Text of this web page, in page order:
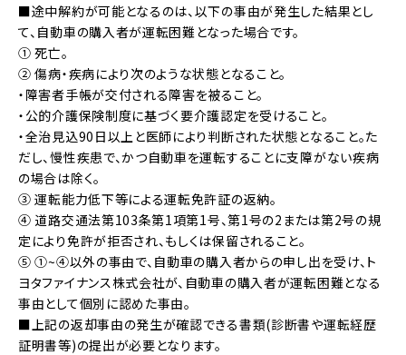
■途中解約が可能となるのは、以下の事由が発生した結果とし
て、自動車の購入者が運転困難となった場合です。
① 死亡。
② 傷病・疾病により次のような状態となること。
・障害者手帳が交付される障害を被ること。
・公的介護保険制度に基づく要介護認定を受けること。
・全治見込90日以上と医師により判断された状態となること。た
だし、慢性疾患で、かつ自動車を運転することに支障がない疾病
の場合は除く。
③ 運転能力低下等による運転免許証の返納。
④ 道路交通法第103条第1項第1号、第1号の2または第2号の規
定により免許が拒否され、もしくは保留されること。
⑤ ①~④以外の事由で、自動車の購入者からの申し出を受け、ト
ヨタファイナンス株式会社が、自動車の購入者が運転困難となる
事由として個別に認めた事由。
■上記の返却事由の発生が確認できる書類(診断書や運転経歴
証明書等)の提出が必要となります。